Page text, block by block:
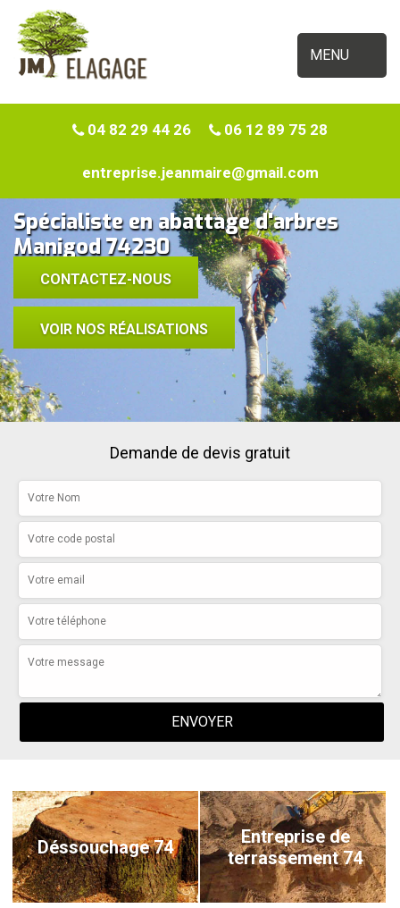
MENU
04 82 29 44 26 06 12 89 75 28
entreprise.jeanmaire@gmail.com
Spécialiste en abattage d'arbres
Manigod 74230
CONTACTEZ-NOUS
VOIR NOS RÉALISATIONS
Demande de devis gratuit
Déssouchage 74
Entreprise de
terrassement 74